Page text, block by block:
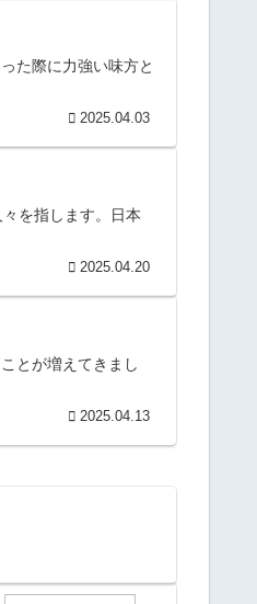
た際に力強い味方と
2025.04.03
を指します。日本
2025.04.20
とが増えてきまし
2025.04.13